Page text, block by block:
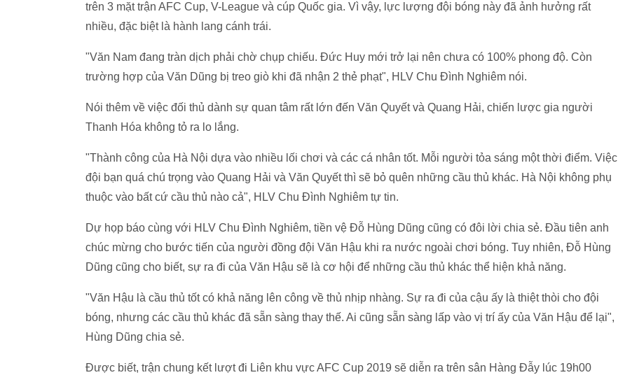
trên 3 mặt trận AFC Cup, V-League và cúp Quốc gia. Vì vậy, lực lượng đội bóng này đã ảnh hưởng rất
nhiều, đặc biệt là hành lang cánh trái.
"Văn Nam đang tràn dịch phải chờ chụp chiếu. Đức Huy mới trở lại nên chưa có 100% phong độ. Còn
trường hợp của Văn Dũng bị treo giò khi đã nhận 2 thẻ phạt", HLV Chu Đình Nghiêm nói.
Nói thêm về việc đối thủ dành sự quan tâm rất lớn đến Văn Quyết và Quang Hải, chiến lược gia người
Thanh Hóa không tỏ ra lo lắng.
"Thành công của Hà Nội dựa vào nhiều lối chơi và các cá nhân tốt. Mỗi người tỏa sáng một thời điểm. Việc
đội bạn quá chú trọng vào Quang Hải và Văn Quyết thì sẽ bỏ quên những cầu thủ khác. Hà Nội không phụ
thuộc vào bất cứ cầu thủ nào cả", HLV Chu Đình Nghiêm tự tin.
Dự họp báo cùng với HLV Chu Đình Nghiêm, tiền vệ Đỗ Hùng Dũng cũng có đôi lời chia sẻ. Đầu tiên anh
chúc mừng cho bước tiến của người đồng đội Văn Hậu khi ra nước ngoài chơi bóng. Tuy nhiên, Đỗ Hùng
Dũng cũng cho biết, sự ra đi của Văn Hậu sẽ là cơ hội để những cầu thủ khác thể hiện khả năng.
"Văn Hậu là cầu thủ tốt có khả năng lên công về thủ nhịp nhàng. Sự ra đi của cậu ấy là thiệt thòi cho đội
bóng, nhưng các cầu thủ khác đã sẵn sàng thay thế. Ai cũng sẵn sàng lấp vào vị trí ấy của Văn Hậu để lại",
Hùng Dũng chia sẻ.
Được biết, trận chung kết lượt đi Liên khu vực AFC Cup 2019 sẽ diễn ra trên sân Hàng Đẫy lúc 19h00